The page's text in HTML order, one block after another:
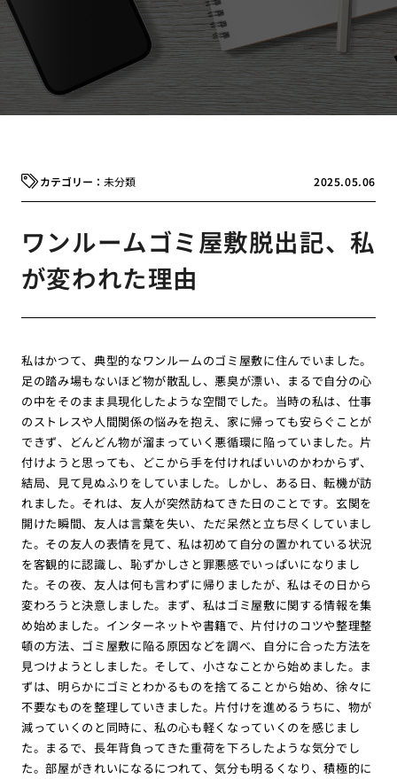
2025.05.06
未分類
ワンルームゴミ屋敷脱出記、私
が変われた理由
私はかつて、典型的なワンルームのゴミ屋敷に住んでいました。
足の踏み場もないほど物が散乱し、悪臭が漂い、まるで自分の心
の中をそのまま具現化したような空間でした。当時の私は、仕事
のストレスや人間関係の悩みを抱え、家に帰っても安らぐことが
できず、どんどん物が溜まっていく悪循環に陥っていました。片
付けようと思っても、どこから手を付ければいいのかわからず、
結局、見て見ぬふりをしていました。しかし、ある日、転機が訪
れました。それは、友人が突然訪ねてきた日のことです。玄関を
開けた瞬間、友人は言葉を失い、ただ呆然と立ち尽くしていまし
た。その友人の表情を見て、私は初めて自分の置かれている状況
を客観的に認識し、恥ずかしさと罪悪感でいっぱいになりまし
た。その夜、友人は何も言わずに帰りましたが、私はその日から
変わろうと決意しました。まず、私はゴミ屋敷に関する情報を集
め始めました。インターネットや書籍で、片付けのコツや整理整
頓の方法、ゴミ屋敷に陥る原因などを調べ、自分に合った方法を
見つけようとしました。そして、小さなことから始めました。ま
ずは、明らかにゴミとわかるものを捨てることから始め、徐々に
不要なものを整理していきました。片付けを進めるうちに、物が
減っていくのと同時に、私の心も軽くなっていくのを感じまし
た。まるで、長年背負ってきた重荷を下ろしたような気分でし
た。部屋がきれいになるにつれて、気分も明るくなり、積極的に